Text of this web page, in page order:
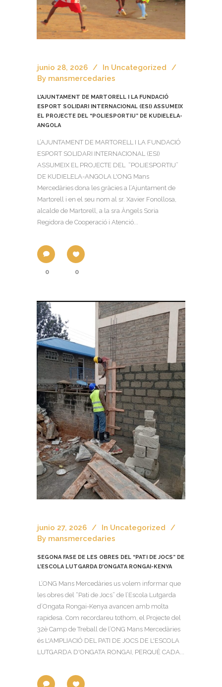
junio 28, 2026 In Uncategorized
By mansmercedaries
L’AJUNTAMENT DE MARTORELL I LA FUNDACIÓ
ESPORT SOLIDARI INTERNACIONAL (ESI) ASSUMEIX
EL PROJECTE DEL “POLIESPORTIU” DE KUDIELELA-
ANGOLA
L’AJUNTAMENT DE MARTORELL I LA FUNDACIÓ
ESPORT SOLIDARI INTERNACIONAL (ESI)
ASSUMEIX EL PROJECTE DEL “POLIESPORTIU”
DE KUDIELELA-ANGOLA L'ONG Mans
Mercedàries dona les gràcies a l’Ajuntament de
Martorell i en el seu nom al sr. Xavier Fonollosa,
alcalde de Martorell, a la sra Àngels Soria
Regidora de Cooperació i Atenció...
0 0
junio 27, 2026 In Uncategorized
By mansmercedaries
SEGONA FASE DE LES OBRES DEL “PATI DE JOCS” DE
L’ESCOLA LUTGARDA D’ONGATA RONGAI-KENYA
L’ONG Mans Mercedàries us volem informar que
les obres del “Pati de Jocs” de l’Escola Lutgarda
d’Ongata Rongai-Kenya avancen amb molta
rapidesa. Com recordareu tothom, el Projecte del
32è Camp de Treball de l’ONG Mans Mercedàries
és L'AMPLIACIÓ DEL PATI DE JOCS DE L'ESCOLA
LUTGARDA D'ONGATA RONGAI, PERQUÈ CADA...